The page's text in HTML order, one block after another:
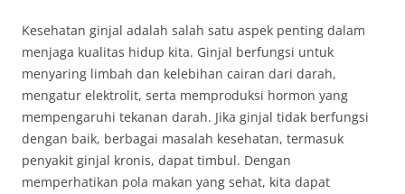
Kesehatan ginjal adalah salah satu aspek penting dalam
menjaga kualitas hidup kita. Ginjal berfungsi untuk
menyaring limbah dan kelebihan cairan dari darah,
mengatur elektrolit, serta memproduksi hormon yang
mempengaruhi tekanan darah. Jika ginjal tidak berfungsi
dengan baik, berbagai masalah kesehatan, termasuk
penyakit ginjal kronis, dapat timbul. Dengan
memperhatikan pola makan yang sehat, kita dapat